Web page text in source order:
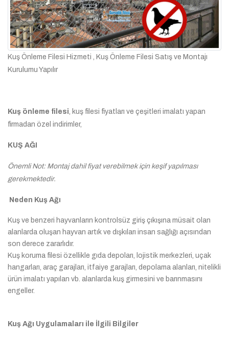
Kuş Önleme Filesi Hizmeti , Kuş Önleme Filesi Satış ve Montajı
Kurulumu Yapılır
Kuş önleme filesi, kuş filesi fiyatları ve çeşitleri imalatı yapan
firmadan özel indirimler,
KUŞ AĞI
Önemli Not: Montaj dahil fiyat verebilmek için keşif yapılması
gerekmektedir.
Neden Kuş Ağı
Kuş ve benzeri hayvanların kontrolsüz giriş çıkışına müsait olan
alanlarda oluşan hayvan artık ve dışkıları insan sağlığı açısından
son derece zararlıdır.
Kuş koruma filesi özellikle gıda depoları, lojistik merkezleri, uçak
hangarları, araç garajları, itfaiye garajları, depolama alanları, nitelikli
ürün imalatı yapılan vb. alanlarda kuş girmesini ve barınmasını
engeller.
Kuş Ağı Uygulamaları ile İlgili Bilgiler